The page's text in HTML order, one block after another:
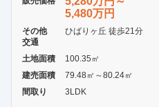
5,480万円
その他
交通
ひばりヶ丘 徒歩21分
土地面積
100.35㎡
建売面積
79.48㎡～80.24㎡
間取り
3LDK